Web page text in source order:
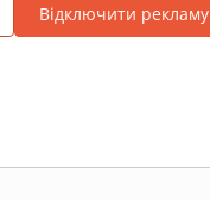
Відключити рекламу